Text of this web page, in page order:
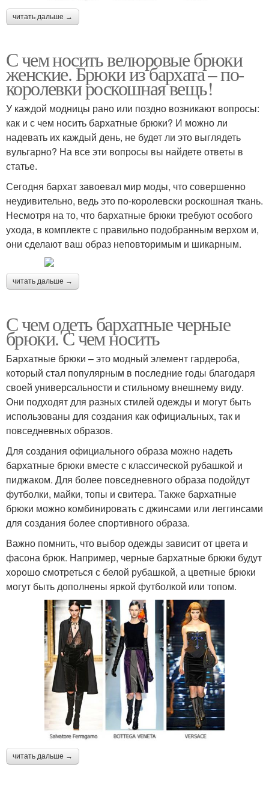
читать дальше →
С чем носить велюровые брюки
женские. Брюки из бархата – по-
королевки роскошная вещь!
У каждой модницы рано или поздно возникают вопросы:
как и с чем носить бархатные брюки? И можно ли
надевать их каждый день, не будет ли это выглядеть
вульгарно? На все эти вопросы вы найдете ответы в
статье.
Сегодня бархат завоевал мир моды, что совершенно
неудивительно, ведь это по-королевски роскошная ткань.
Несмотря на то, что бархатные брюки требуют особого
ухода, в комплекте с правильно подобранным верхом и,
они сделают ваш образ неповторимым и шикарным.
читать дальше →
С чем одеть бархатные черные
брюки. С чем носить
Бархатные брюки – это модный элемент гардероба,
который стал популярным в последние годы благодаря
своей универсальности и стильному внешнему виду.
Они подходят для разных стилей одежды и могут быть
использованы для создания как официальных, так и
повседневных образов.
Для создания официального образа можно надеть
бархатные брюки вместе с классической рубашкой и
пиджаком. Для более повседневного образа подойдут
футболки, майки, топы и свитера. Также бархатные
брюки можно комбинировать с джинсами или леггинсами
для создания более спортивного образа.
Важно помнить, что выбор одежды зависит от цвета и
фасона брюк. Например, черные бархатные брюки будут
хорошо смотреться с белой рубашкой, а цветные брюки
могут быть дополнены яркой футболкой или топом.
читать дальше →